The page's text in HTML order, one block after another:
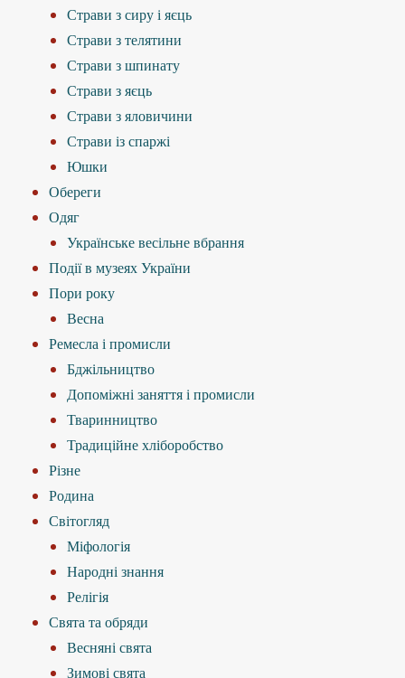
Страви з сиру і яєць
Страви з телятини
Страви з шпинату
Страви з яєць
Страви з яловичини
Страви із спаржі
Юшки
Обереги
Одяг
Українське весільне вбрання
Події в музеях України
Пори року
Весна
Ремесла і промисли
Бджільництво
Допоміжні заняття і промисли
Тваринництво
Традиційне хліборобство
Різне
Родина
Світогляд
Міфологія
Народні знання
Релігія
Свята та обряди
Весняні свята
Зимові свята